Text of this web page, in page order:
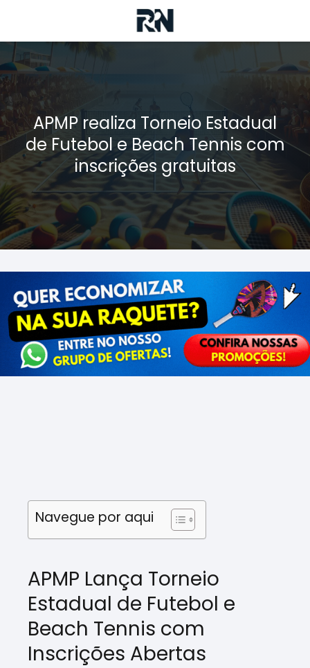
APMP realiza Torneio Estadual
de Futebol e Beach Tennis com
inscrições gratuitas
Navegue por aqui
APMP Lança Torneio
Estadual de Futebol e
Beach Tennis com
Inscrições Abertas